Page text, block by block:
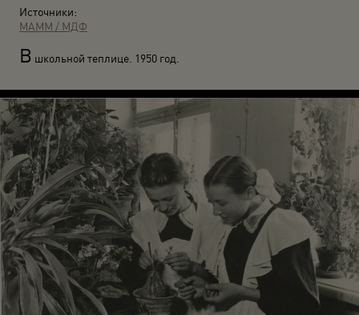
Источники:
МАММ / МДФ
В школьной теплице. 1950 год.